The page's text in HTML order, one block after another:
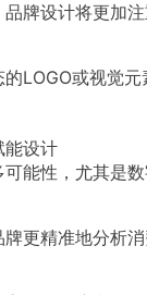
牌设计将更加注
LOGO或视觉元
能设计
能性，尤其是
更精准地分析